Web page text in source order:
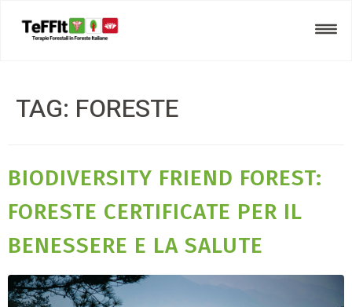
TAG: FORESTE
BIODIVERSITY FRIEND FOREST:
FORESTE CERTIFICATE PER IL
BENESSERE E LA SALUTE